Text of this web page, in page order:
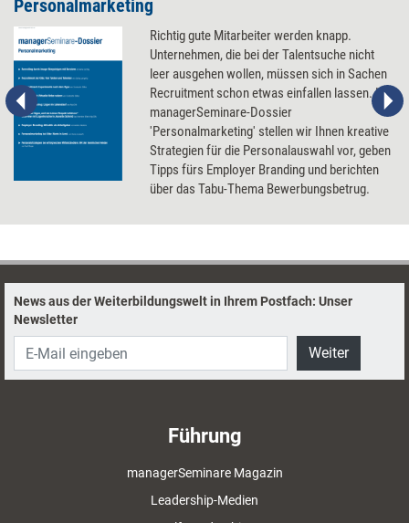
Personalmarketing
Richtig gute Mitarbeiter werden knapp.
Unternehmen, die bei der Talentsuche nicht
leer ausgehen wollen, müssen sich in Sachen
Recruitment schon etwas einfallen lassen. Im
managerSeminare-Dossier
'Personalmarketing' stellen wir Ihnen kreative
Strategien für die Personalauswahl vor, geben
Tipps fürs Employer Branding und berichten
über das Tabu-Thema Bewerbungsbetrug.
News aus der Weiterbildungswelt in Ihrem Postfach: Unser
Newsletter
Weiter
Führung
managerSeminare Magazin
Leadership-Medien